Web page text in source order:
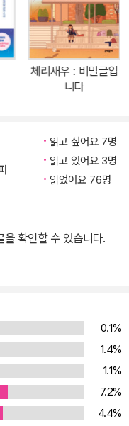
수 있을까? 자신을 넘
가의 말’에 황영미 작가는
싶었던 것 같다. 영혼의
에 하품 나게 사랑이라니.
는 사람이 타인을 사랑할
빛나는 면만이 아니라 모
랑하는 일은 곧 나를 사
똑똑하지도 않은 내가 별
별 볼 일 없는 내가 온
가 되고 싶다는 마음 모두
잎사귀 사이로 비쳐 드는
않는 성격에 춤도 잘 추
에 올라오니 뭔가 이상하
을 만큼 리듬감이 사라져
것 같다. 따돌림이나 괴롭
체리새우 : 비밀글입
니다
읽고 싶어요 7명
읽고 있어요 3명
읽었어요 76명
확인할 수 있습니다.
0.1%
1.4%
1.1%
7.2%
4.4%